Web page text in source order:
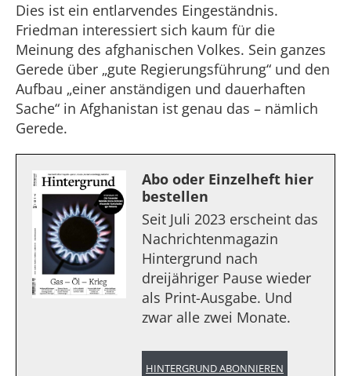
Dies ist ein entlarvendes Eingeständnis.
Friedman interessiert sich kaum für die
Meinung des afghanischen Volkes. Sein ganzes
Gerede über „gute Regierungsführung“ und den
Aufbau „einer anständigen und dauerhaften
Sache“ in Afghanistan ist genau das – nämlich
Gerede.
Abo oder Einzelheft hier
bestellen
Seit Juli 2023 erscheint das
Nachrichtenmagazin
Hintergrund nach
dreijähriger Pause wieder
als Print-Ausgabe. Und
zwar alle zwei Monate.
HINTERGRUND ABONNIEREN